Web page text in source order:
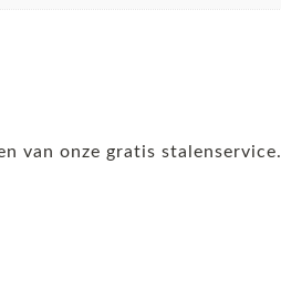
van onze gratis stalenservice.